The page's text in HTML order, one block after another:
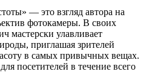
— это взгляд автора на
фотокамеры. В своих
мастерски улавливает
приглашая зрителей
в самых привычных вещах.
посетителей в течение всего